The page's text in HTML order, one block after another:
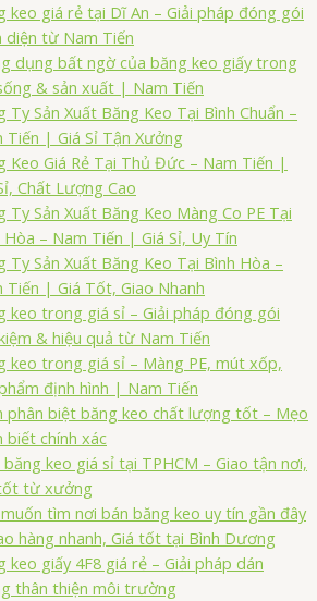
keo giá rẻ tại Dĩ An – Giải pháp đóng gói
diện từ Nam Tiến
dụng bất ngờ của băng keo giấy trong
& sản xuất | Nam Tiến
Ty Sản Xuất Băng Keo Tại Bình Chuẩn –
Tiến | Giá Sỉ Tận Xưởng
Keo Giá Rẻ Tại Thủ Đức – Nam Tiến |
Chất Lượng Cao
Ty Sản Xuất Băng Keo Màng Co PE Tại
Hòa – Nam Tiến | Giá Sỉ, Uy Tín
Ty Sản Xuất Băng Keo Tại Bình Hòa –
Tiến | Giá Tốt, Giao Nhanh
keo trong giá sỉ – Giải pháp đóng gói
& hiệu quả từ Nam Tiến
keo trong giá sỉ – Màng PE, mút xốp,
định hình | Nam Tiến
phân biệt băng keo chất lượng tốt – Mẹo
biết chính xác
băng keo giá sỉ tại TPHCM – Giao tận nơi,
từ xưởng
tìm nơi bán băng keo uy tín gần đây
hàng nhanh, Giá tốt tại Bình Dương
keo giấy 4F8 giá rẻ – Giải pháp dán
thân thiện môi trường